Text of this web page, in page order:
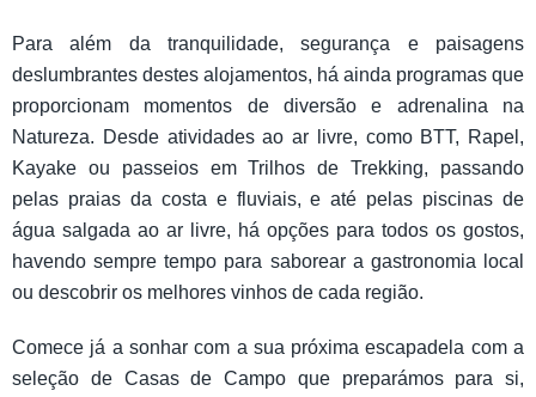
Para além da tranquilidade, segurança e paisagens
deslumbrantes destes alojamentos, há ainda programas que
proporcionam momentos de diversão e adrenalina na
Natureza. Desde atividades ao ar livre, como BTT, Rapel,
Kayake ou passeios em Trilhos de Trekking, passando
pelas praias da costa e fluviais, e até pelas piscinas de
água salgada ao ar livre, há opções para todos os gostos,
havendo sempre tempo para saborear a gastronomia local
ou descobrir os melhores vinhos de cada região.
Comece já a sonhar com a sua próxima escapadela com a
seleção de Casas de Campo que preparámos para si,